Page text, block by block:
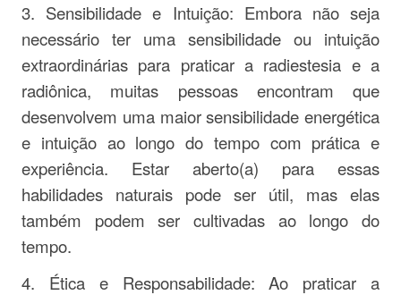
3. Sensibilidade e Intuição: Embora não seja
necessário ter uma sensibilidade ou intuição
extraordinárias para praticar a radiestesia e a
radiônica, muitas pessoas encontram que
desenvolvem uma maior sensibilidade energética
e intuição ao longo do tempo com prática e
experiência. Estar aberto(a) para essas
habilidades naturais pode ser útil, mas elas
também podem ser cultivadas ao longo do
tempo.
4. Ética e Responsabilidade: Ao praticar a